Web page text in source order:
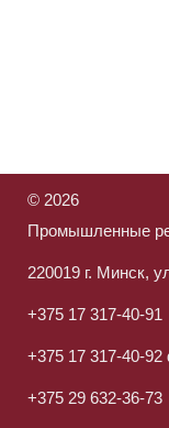
© 2026
Промышленные
220019 г. Минск,
+375 17 317-40-91
+375 17 317-40-92
+375 29 632-36-73